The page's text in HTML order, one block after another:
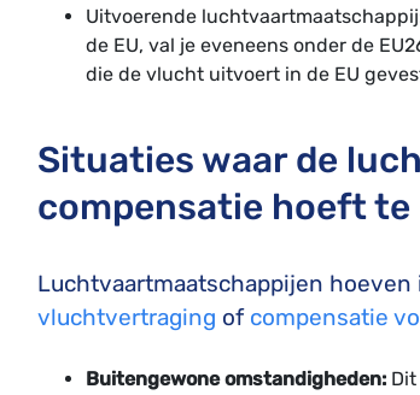
Uitvoerende
de EU, val je eveneens onder de
die de vlucht uitvoert in de EU
Situaties waar de
compensatie hoeft te
Luchtvaartmaatschappijen
vluchtvertraging of compensatie
Buitengewone omstandigheden: